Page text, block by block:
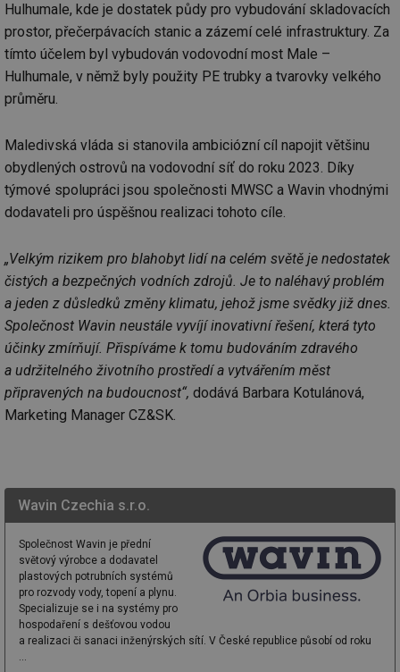
Hulhumale, kde je dostatek půdy pro vybudování skladovacích
prostor, přečerpávacích stanic a zázemí celé infrastruktury. Za
tímto účelem byl vybudován vodovodní most Male –
Hulhumale, v němž byly použity PE trubky a tvarovky velkého
průměru.
Maledivská vláda si stanovila ambiciózní cíl napojit většinu
obydlených ostrovů na vodovodní síť do roku 2023. Díky
týmové spolupráci jsou společnosti MWSC a Wavin vhodnými
dodavateli pro úspěšnou realizaci tohoto cíle.
„Velkým rizikem pro blahobyt lidí na celém světě je nedostatek
čistých a bezpečných vodních zdrojů. Je to naléhavý problém
a jeden z důsledků změny klimatu, jehož jsme svědky již dnes.
Společnost Wavin neustále vyvíjí inovativní řešení, která tyto
účinky zmírňují. Přispíváme k tomu budováním zdravého
a udržitelného životního prostředí a vytvářením měst
připravených na budoucnost“, dodává Barbara Kotulánová,
Marketing Manager CZ&SK.
Wavin Czechia s.r.o.
Společnost Wavin je přední
světový výrobce a dodavatel
plastových potrubních systémů
pro rozvody vody, topení a plynu.
Specializuje se i na systémy pro
hospodaření s dešťovou vodou
a realizaci či sanaci inženýrských sítí. V České republice působí od roku